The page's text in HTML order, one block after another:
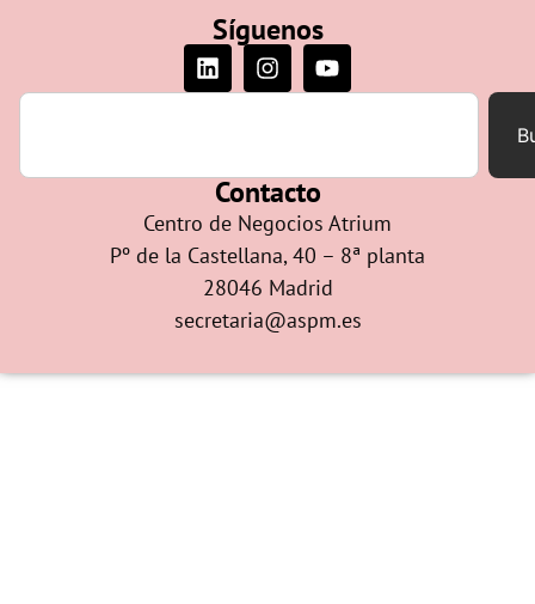
Síguenos
Contacto
Centro de Negocios Atrium
Pº de la Castellana, 40 – 8ª planta
28046 Madrid
secretaria@aspm.es